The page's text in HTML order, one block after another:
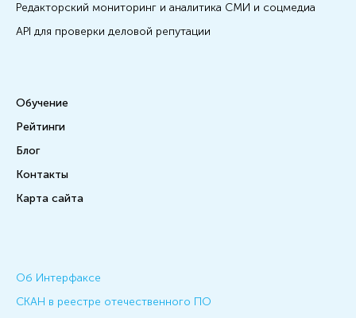
Редакторский мониторинг и аналитика СМИ и соцмедиа
API для проверки деловой репутации
Обучение
Рейтинги
Блог
Контакты
Карта сайта
Об Интерфаксе
СКАН в реестре отечественного ПО